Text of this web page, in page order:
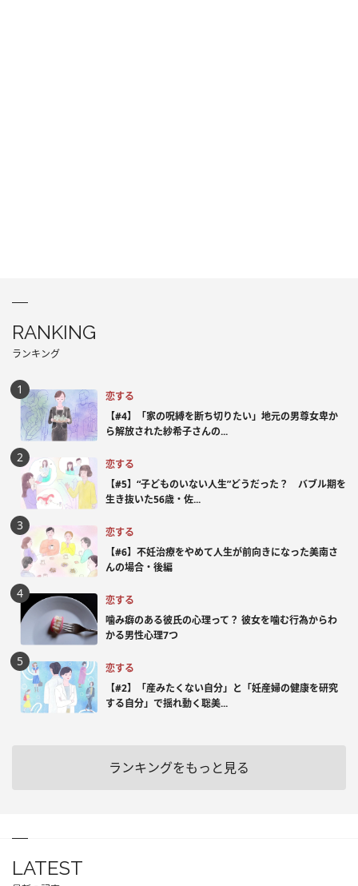
RANKING
ランキング
恋する
【#4】「家の呪縛を断ち切りたい」地元の男尊女卑か
ら解放された紗希子さんの...
恋する
【#5】“子どものいない人生”どうだった？ バブル期を
生き抜いた56歳・佐...
恋する
【#6】不妊治療をやめて人生が前向きになった美南さ
んの場合・後編
恋する
噛み癖のある彼氏の心理って？ 彼女を噛む行為からわ
かる男性心理7つ
恋する
【#2】「産みたくない自分」と「妊産婦の健康を研究
する自分」で揺れ動く聡美...
ランキングをもっと見る
LATEST